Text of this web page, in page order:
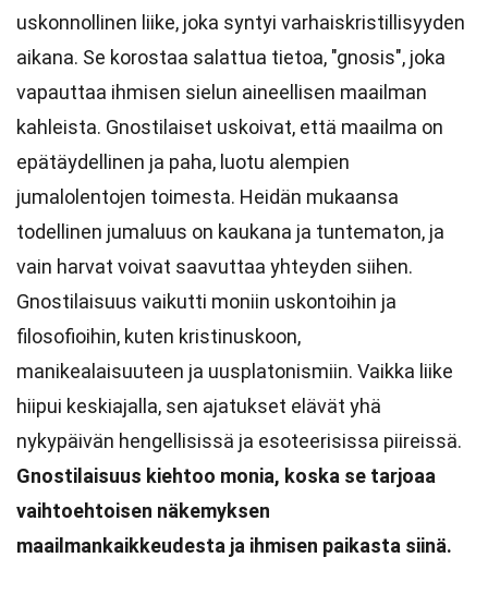
uskonnollinen liike, joka syntyi varhaiskristillisyyden
aikana. Se korostaa salattua tietoa, "gnosis", joka
vapauttaa ihmisen sielun aineellisen maailman
kahleista. Gnostilaiset uskoivat, että maailma on
epätäydellinen ja paha, luotu alempien
jumalolentojen toimesta. Heidän mukaansa
todellinen jumaluus on kaukana ja tuntematon, ja
vain harvat voivat saavuttaa yhteyden siihen.
Gnostilaisuus vaikutti moniin uskontoihin ja
filosofioihin, kuten kristinuskoon,
manikealaisuuteen ja uusplatonismiin. Vaikka liike
hiipui keskiajalla, sen ajatukset elävät yhä
nykypäivän hengellisissä ja esoteerisissa piireissä.
Gnostilaisuus kiehtoo monia, koska se tarjoaa
vaihtoehtoisen näkemyksen
maailmankaikkeudesta ja ihmisen paikasta siinä.